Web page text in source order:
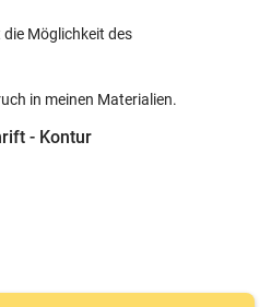
Möglichkeit des
in meinen Materialien.
- Kontur